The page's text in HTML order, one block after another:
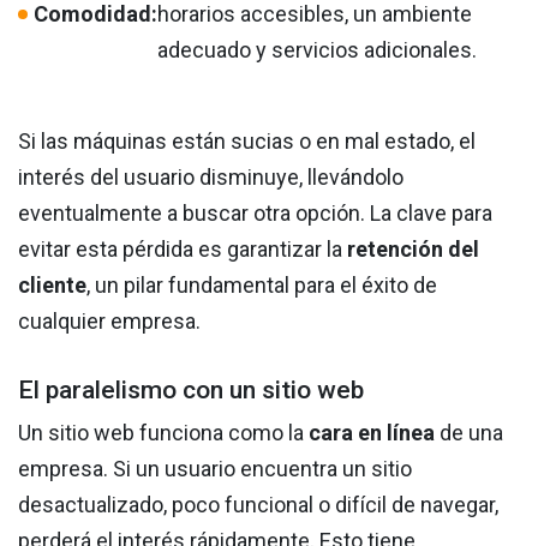
Comodidad:horarios accesibles, un ambiente
adecuado y servicios adicionales.
Si las máquinas están sucias o en mal estado, el
interés del usuario disminuye, llevándolo
eventualmente a buscar otra opción. La clave para
evitar esta pérdida es garantizar la retención del
cliente, un pilar fundamental para el éxito de
cualquier empresa.
El paralelismo con un sitio web
Un sitio web funciona como la cara en línea de una
empresa. Si un usuario encuentra un sitio
desactualizado, poco funcional o difícil de navegar,